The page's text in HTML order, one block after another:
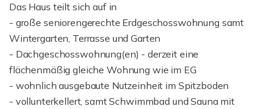
Das Haus teilt sich auf in
- große seniorengerechte Erdgeschosswohnung samt
Wintergarten, Terrasse und Garten
- Dachgeschosswohnung(en) - derzeit eine
flächenmäßig gleiche Wohnung wie im EG
- wohnlich ausgebaute Nutzeinheit im Spitzboden
- vollunterkellert, samt Schwimmbad und Sauna mit